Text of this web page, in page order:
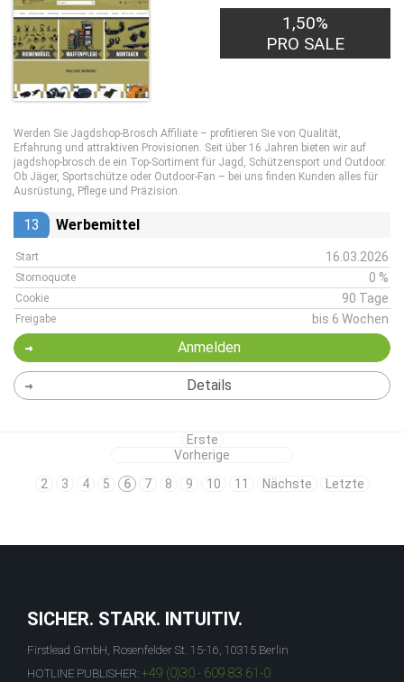
1,50%
PRO SALE
Werden Sie Jagdshop-Brosch Affiliate – profitieren Sie von Qualität,
Erfahrung und attraktiven Provisionen. Seit über 16 Jahren bieten wir auf
jagdshop-brosch.de ein Top-Sortiment für Jagd, Schützensport und Outdoor.
Ob Jäger, Sportschütze oder Outdoor-Fan – bei uns finden Kunden alles für
Ausrüstung, Pflege und Präzision.
13 Werbemittel
Start 16.03.2026
Stornoquote 0 %
Cookie 90 Tage
Freigabe bis 6 Wochen
Anmelden
Details
Erste
Vorherige
2
3 4 5 6 7 8 9 10 11 Nächste Letzte
SICHER. STARK. INTUITIV.
Firstlead GmbH, Rosenfelder St. 15-16, 10315 Berlin
HOTLINE PUBLISHER: +49 (0)30 - 609 83 61-0